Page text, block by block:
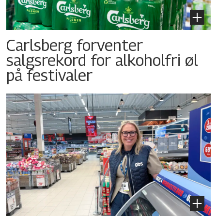
Carlsberg forventer
salgsrekord for alkoholfri øl
på festivaler